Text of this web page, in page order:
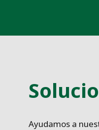
Ayudamos a